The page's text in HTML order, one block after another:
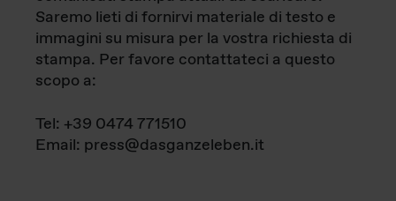
Saremo lieti di fornirvi materiale di testo e
immagini su misura per la vostra richiesta di
stampa. Per favore contattateci a questo
scopo a:
Tel: +39 0474 771510
Email: press@dasganzeleben.it